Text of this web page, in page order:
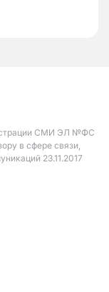
СМИ ЭЛ №ФС
в сфере связи,
23.11.2017